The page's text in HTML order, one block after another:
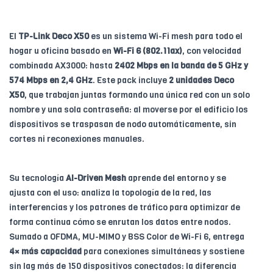
El TP-Link Deco X50es un sistema Wi-Fi mesh para todo el
hogar u oficina basado en Wi-Fi 6 (802.11ax), con velocidad
combinada AX3000: hasta 2402 Mbps en la banda de 5 GHz y
574 Mbps en 2,4 GHz. Este pack incluye 2 unidades Deco
X50, que trabajan juntas formando una única red con un solo
nombre y una sola contraseña: al moverse por el edificio los
dispositivos se traspasan de nodo automáticamente, sin
cortes ni reconexiones manuales.
Su tecnología AI-Driven Mesh aprende del entorno y se
ajusta con el uso: analiza la topología de la red, las
interferencias y los patrones de tráfico para optimizar de
forma continua cómo se enrutan los datos entre nodos.
Sumado a OFDMA, MU-MIMO y BSS Color de Wi-Fi 6, entrega
4× más capacidad para conexiones simultáneas y sostiene
sin lag más de 150 dispositivos conectados: la diferencia